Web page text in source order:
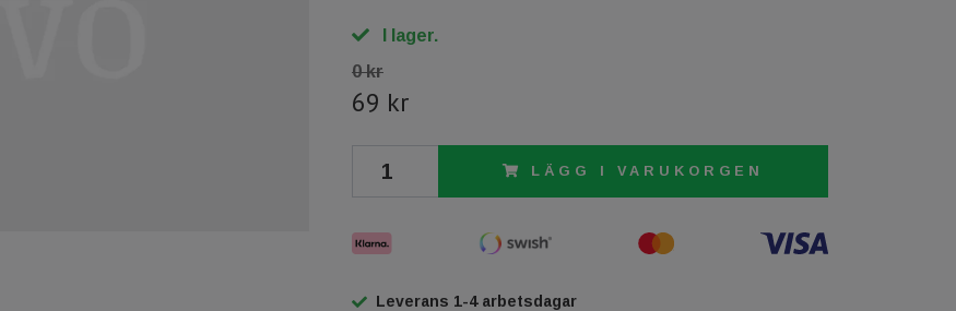
I lager.
0 kr
69 kr
LÄGG I VARUKORGEN
Leverans 1-4 arbetsdagar